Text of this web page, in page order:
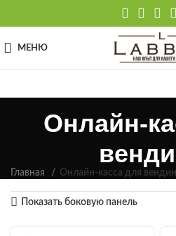
МЕНЮ
Онлайн-
Главная Онлайн-касса для
Показать боковую панель